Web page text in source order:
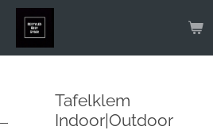
Tafelklem
Indoor|Outdoor